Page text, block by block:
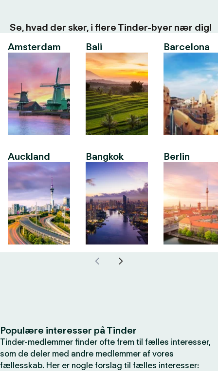
Se, hvad der sker, i flere Tinder-byer nær dig!
Amsterdam
Auckland
Bali
Bangkok
Barcelona
Berlin
Populære interesser på Tinder
Tinder-medlemmer finder ofte frem til fælles interesser,
som de deler med andre medlemmer af vores
fællesskab. Her er nogle forslag til fælles interesser: